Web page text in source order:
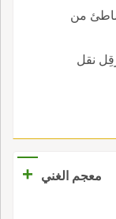
من
نقل
معجم الغني
+